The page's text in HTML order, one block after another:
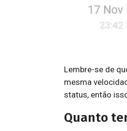
Lembre-se de
mesma
status, então
Quanto